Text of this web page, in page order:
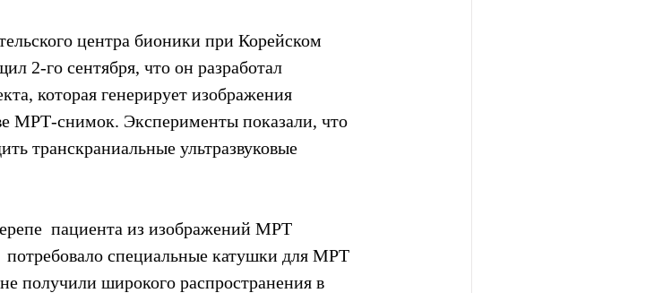
центра бионики при Корейском
2-го сентября, что он разработал
которая генерирует изображения
МРТ-снимок. Эксперименты показали, что
транскраниальные ультразвуковые
пациента из изображений МРТ
потребовало специальные катушки для МРТ
получили широкого распространения в